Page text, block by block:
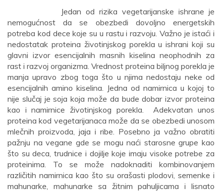
Jedan od rizika vegetarijanske ishrane je
nemogućnost da se obezbedi dovoljno energetskih
potreba kod dece koje su u rastu i razvoju. Važno je istaći i
nedostatak proteina životinjskog porekla u ishrani koji su
glavni izvor esencijalnih masnih kiselina neophodnih za
rast i razvoj organizma. Vrednost proteina biljnog porekla je
manja upravo zbog toga što u njima nedostaju neke od
esencijalnih amino kiselina. Jedna od namirnica u kojoj to
nije slučaj je soja koja može da bude dobar izvor proteina
kao i namirnice životinjskog porekla. Adekvatan unos
proteina kod vegetarijanaca može da se obezbedi unosom
mlečnih proizvoda, jaja i ribe. Posebno ja važno obratiti
pažnju na vegane gde se mogu naći starosne grupe kao
što su deca, trudnice i dojilje koje imaju visoke potrebe za
proteinima. To se može nadoknaditi kombinovanjem
različitih namirnica kao što su orašasti plodovi, semenke i
mahunarke, mahunarke sa žitnim pahuljicama i lisnato